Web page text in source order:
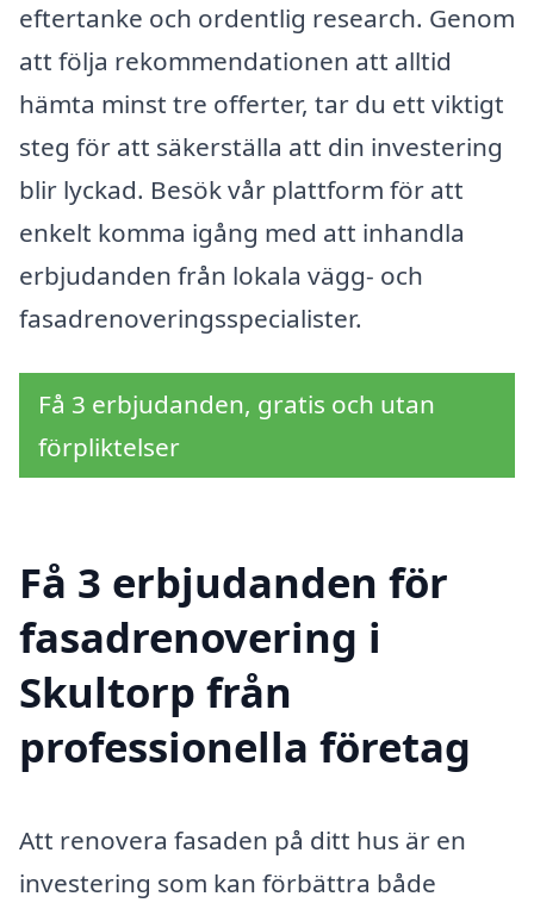
eftertanke och ordentlig research. Genom
att följa rekommendationen att alltid
hämta minst tre offerter, tar du ett viktigt
steg för att säkerställa att din investering
blir lyckad. Besök vår plattform för att
enkelt komma igång med att inhandla
erbjudanden från lokala vägg- och
fasadrenoveringsspecialister.
Få 3 erbjudanden, gratis och utan
förpliktelser
Få 3 erbjudanden för
fasadrenovering i
Skultorp från
professionella företag
Att renovera fasaden på ditt hus är en
investering som kan förbättra både